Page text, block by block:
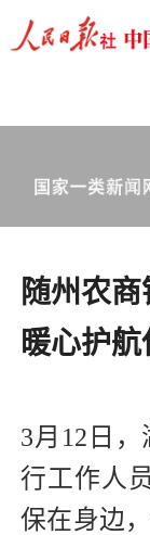
随州农
暖心护
3月12日
行工作人
保在身边